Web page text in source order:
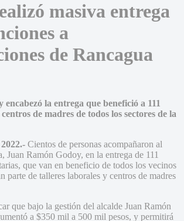
masiva entrega
a
de Rancagua
la entrega que benefició a 111
de madres de todos los sectores de la
Cientos de personas acompañaron al
Juan Ramón Godoy, en la entrega de 111
que van en beneficio de todos los vecinos
parte de talleres laborales y centros de madres
que bajo la gestión del alcalde Juan Ramón
a $350 mil a 500 mil pesos, y permitirá